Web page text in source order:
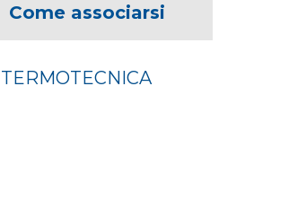
Come associarsi